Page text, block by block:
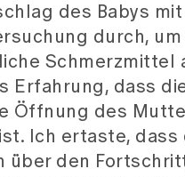
des Babys mit
durch, um
Schmerzmittel
Erfahrung, dass
Öffnung des
Ich ertaste, dass
über den